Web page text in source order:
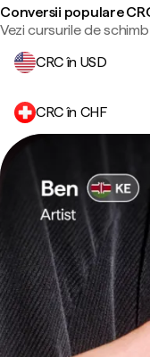
Conversii populare
Vezi cursurile de
CRC în USD
CRC în CHF